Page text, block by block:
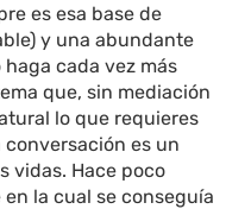
es esa base de
y una abundante
cada vez más
que, sin mediación
lo que requieres
es un
vidas. Hace poco
la cual se conseguía